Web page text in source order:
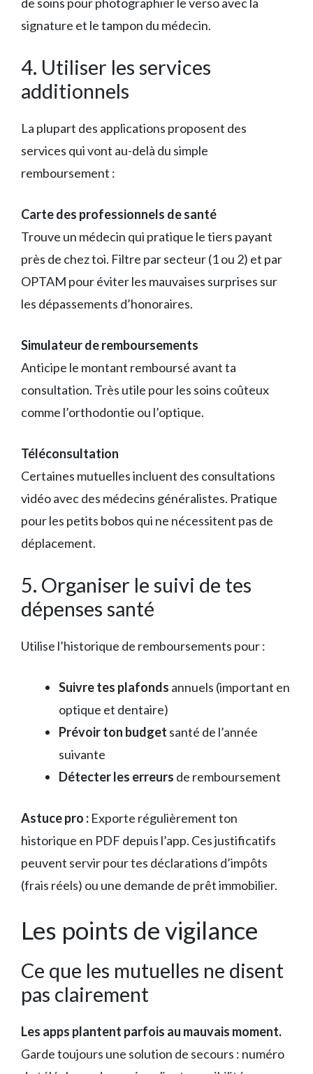
signature et le tampon du médecin.
4. Utiliser les services
additionnels
La plupart des applications proposent des
services qui vont au-delà du simple
remboursement :
Carte des professionnels de santé
Trouve un médecin qui pratique le tiers payant
près de chez toi. Filtre par secteur (1 ou 2) et par
OPTAM pour éviter les mauvaises surprises sur
les dépassements d’honoraires.
Simulateur de remboursements
Anticipe le montant remboursé avant ta
consultation. Très utile pour les soins coûteux
comme l’orthodontie ou l’optique.
Téléconsultation
Certaines mutuelles incluent des consultations
vidéo avec des médecins généralistes. Pratique
pour les petits bobos qui ne nécessitent pas de
déplacement.
5. Organiser le suivi de tes
dépenses santé
Utilise l’historique de remboursements pour :
Suivre tes plafonds annuels (important en
optique et dentaire)
Prévoir ton budget santé de l’année
suivante
Détecter les erreurs de remboursement
Astuce pro : Exporte régulièrement ton
historique en PDF depuis l’app. Ces justificatifs
peuvent servir pour tes déclarations d’impôts
(frais réels) ou une demande de prêt immobilier.
Les points de vigilance
Ce que les mutuelles ne disent
pas clairement
Les apps plantent parfois au mauvais moment.
Garde toujours une solution de secours : numéro